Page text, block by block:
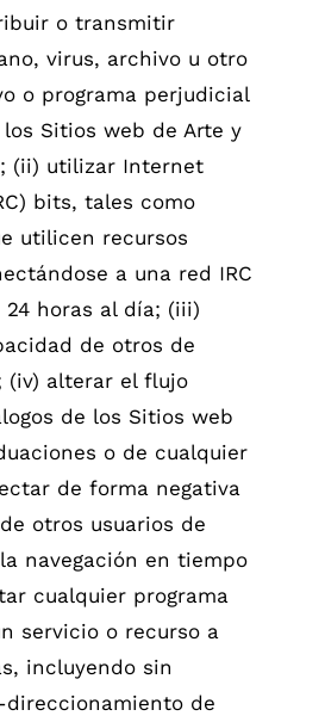
o transmitir
virus, archivo u otro
o programa perjudicial
Sitios web de Arte y
(ii) utilizar Internet
bits, tales como
utilicen recursos
a una red IRC
horas al día; (iii)
de otros de
(iv) alterar el flujo
de los Sitios web
o de cualquier
de forma negativa
otros usuarios de
navegación en tiempo
cualquier programa
servicio o recurso a
incluyendo sin
de